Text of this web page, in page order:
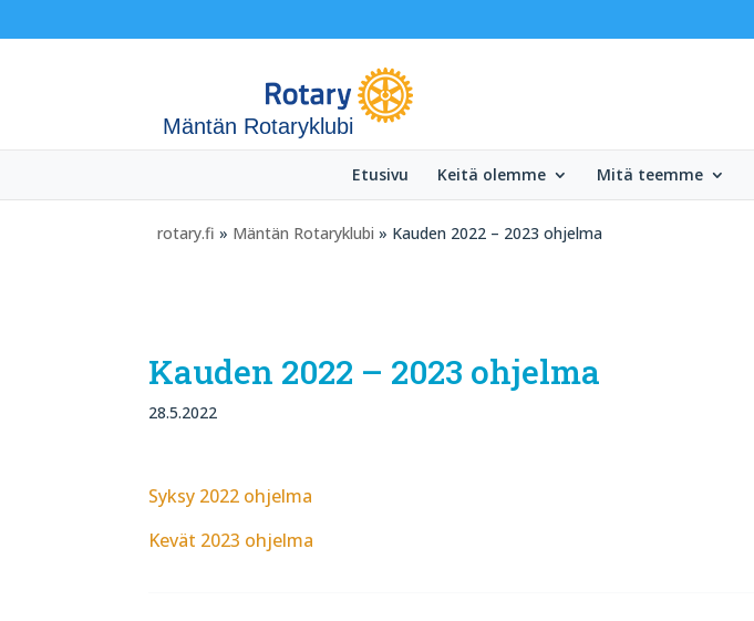
Mäntän Rotaryklubi
Etusivu Keitä olemme Mitä teemme
rotary.fi » Mäntän Rotaryklubi » Kauden 2022 – 2023 ohjelma
Kauden 2022 – 2023 ohjelma
28.5.2022
Syksy 2022 ohjelma
Kevät 2023 ohjelma